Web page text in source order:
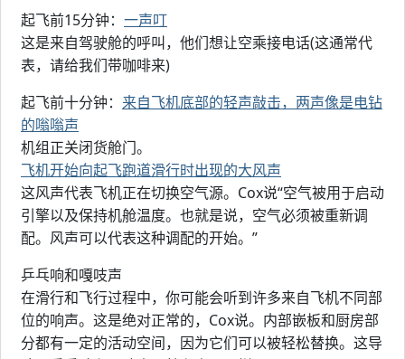
起飞前15分钟： 一声叮
这是来自驾驶舱的呼叫，他们想让空乘接电话(这通常代
表，请给我们带咖啡来)
起飞前十分钟： 来自飞机底部的轻声敲击，两声像是电钻
的嗡嗡声
机组正关闭货舱门。
飞机开始向起飞跑道滑行时出现的大风声
这风声代表飞机正在切换空气源。Cox说“空气被用于启动
引擎以及保持机舱温度。也就是说，空气必须被重新调
配。风声可以代表这种调配的开始。”
乒乓响和嘎吱声
在滑行和飞行过程中，你可能会听到许多来自飞机不同部
位的响声。这是绝对正常的，Cox说。内部嵌板和厨房部
分都有一定的活动空间，因为它们可以被轻松替换。这导